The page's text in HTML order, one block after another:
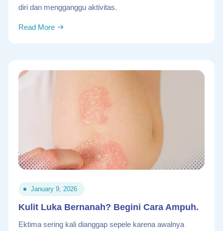
diri dan mengganggu aktivitas.
Read More
January 9, 2026
Kulit Luka Bernanah? Begini Cara Ampuh.
Ektima sering kali dianggap sepele karena awalnya